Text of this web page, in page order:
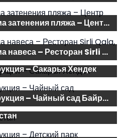
Мембранная система затенения пляжа – Центр отдыха Xəzri, Бильгях
Мембранная система навеса – Ресторан Sirli Qala, Мардакан
– Сакарья Хендек
Мембранная конструкция – Чайный сад Байрактепе, Сакарья